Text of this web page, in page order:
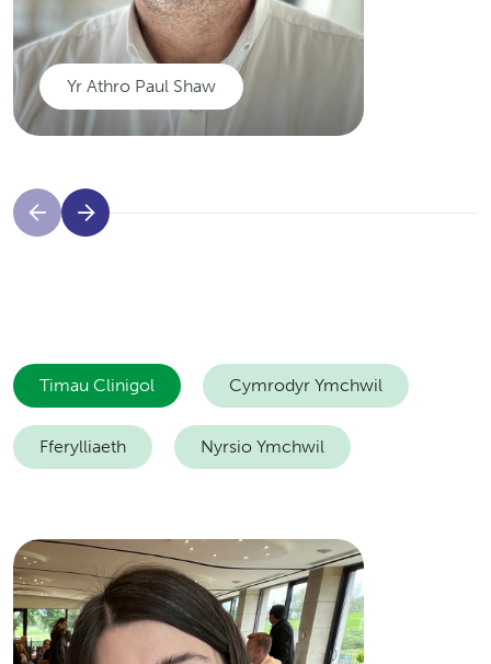
Yr Athro Paul Shaw
Yr Athro Paul Shaw
Yn arwain portffolio treialon yr
Darllenwch mwy
Timau Clinigol Cymrodyr Ymchwil
Fferylliaeth Nyrsio Ymchwil